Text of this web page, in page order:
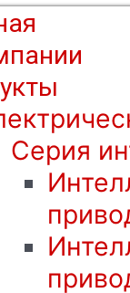
Серия